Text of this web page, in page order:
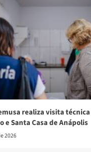
realiza visita
e Santa Casa de Anápolis
2026